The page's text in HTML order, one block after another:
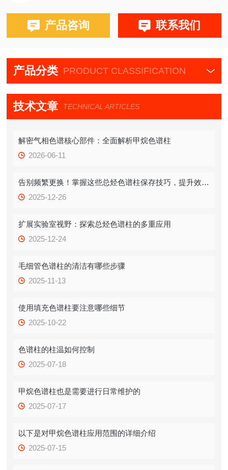
布鲁克PE580,590,680,690
产品咨询 联系我们
产品分类 PRODUCT CLASSIFICATION
技术文章 TECHNICAL ARTICLES
解密气相色谱核心部件：全面解析甲烷色谱柱
2026-06-11
告别频繁更换！掌握这些总烃色谱柱保存技巧，提升效率！
2025-12-26
扩展实验室视野：探索总烃色谱柱的多重应用
2025-12-24
毛细管色谱柱的清洁有哪些步骤
2025-11-13
使用填充色谱柱要注意哪些细节
2025-10-22
色谱柱的柱温如何控制
2025-07-18
甲烷色谱柱也是需要进行日常维护的
2025-07-17
以下是对甲烷色谱柱应用范围的详细介绍
2025-07-15